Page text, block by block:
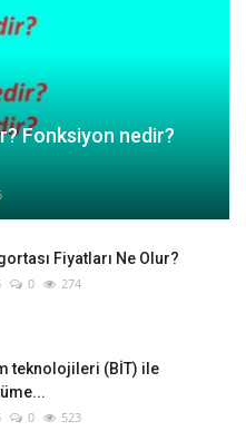
Fonksiyon nedir?
Fiyatları Ne Olur?
0 274
teknolojileri (BİT) ile
0 523